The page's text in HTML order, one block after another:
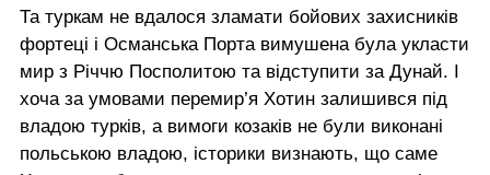
Та туркам не вдалося зламати бойових захисників
фортеці і Османська Порта вимушена була укласти
мир з Річчю Посполитою та відступити за Дунай. І
хоча за умовами перемир’я Хотин залишився під
владою турків, а вимоги козаків не були виконані
польською владою, історики визнають, що саме